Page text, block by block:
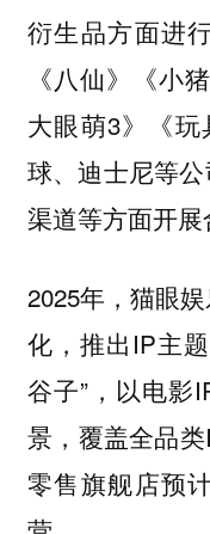
衍生品方面进
《八仙》《小
大眼萌3》《
球、迪士尼等
渠道等方面开展
2025年，猫眼
化，推出IP主
谷子”，以电影
景，覆盖全品
零售旗舰店预